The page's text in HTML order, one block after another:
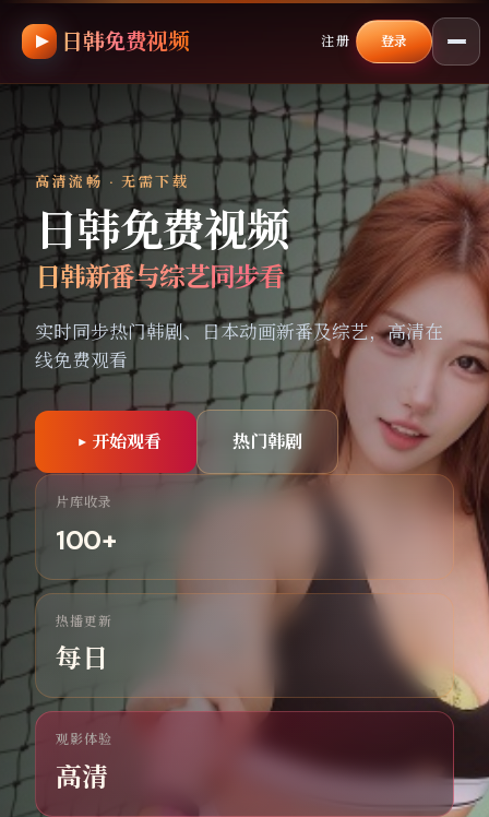
跳过导航，进入正文
日韩免费视频 注册 登录
高清流畅 · 无需下载
日韩免费视频
日韩新番与综艺同步看
实时同步热门韩剧、日本动画新番及综艺，高清在
线免费观看
开始观看 热门韩剧
片库收录
100+
热播更新
每日
观影体验
高清